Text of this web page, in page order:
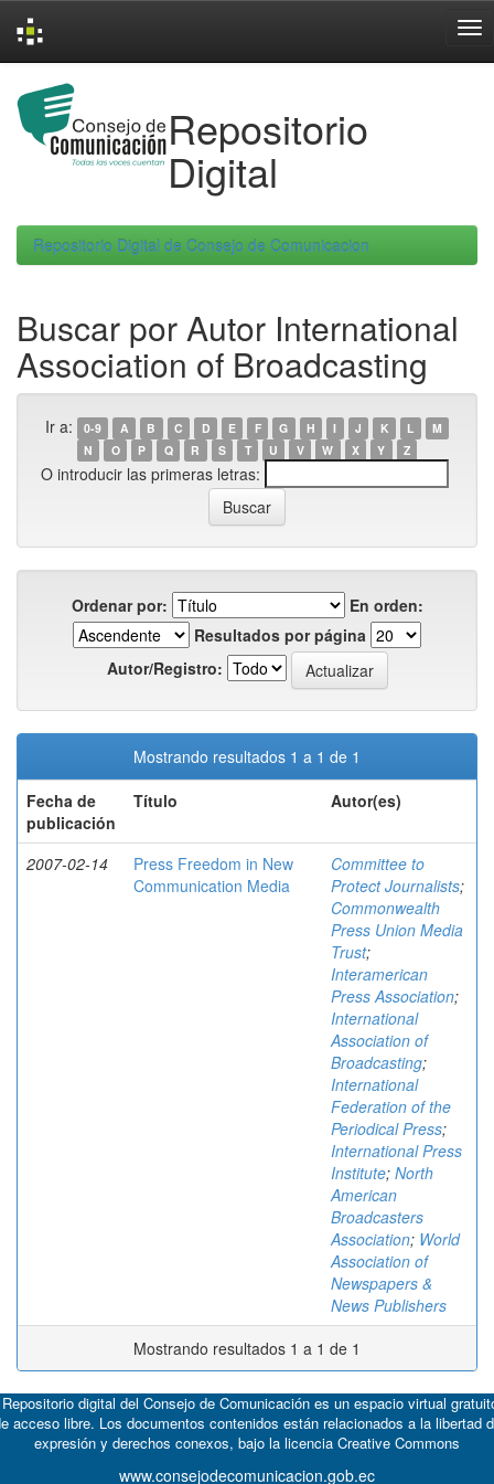
navigation
Repositorio
Digital
Repositorio Digital de Consejo de Comunicacion
Buscar por Autor International
Association of Broadcasting
Ir a: 0-9 A B C D E F G H I J K L
M
N
O P Q R S T U V W X Y Z
O introducir las primeras letras:
Ordenar por:
En orden:
Resultados por página
Autor/Registro:
Mostrando resultados 1 a 1 de 1
Fecha de
publicación
Título Autor(es)
2007-02-14
Press Freedom in New
Communication Media
Committee to
Protect Journalists;
Commonwealth
Press Union Media
Trust;
Interamerican
Press Association;
International
Association of
Broadcasting;
International
Federation of the
Periodical Press;
International Press
Institute; North
American
Broadcasters
Association; World
Association of
Newspapers &
News Publishers
Mostrando resultados 1 a 1 de 1
digital del Consejo de Comunicación es un espacio virtual
acceso libre. Los documentos contenidos están relacionados a la libertad
expresión y derechos conexos, bajo la licencia Creative Commons
www.consejodecomunicacion.gob.ec